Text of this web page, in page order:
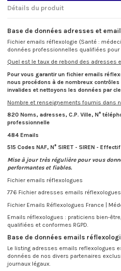
Détails du produit
Base de données adresses et
Fichier emails réflexologie (Santé :
données professionnelles qualifiées
Quel est le taux de rebond des adresses
Pour vous garantir un fichier emails
nous procédons à de nombreux
invalides et nettoyons les données par
Nombre et renseignements fournis dans
820 Noms, adresses, C.P. Ville, N°
professionnelle
484 Emails
515 Codes NAF, N° SIRET - SIREN - Effectif
Mise à jour très régulière pour vous
performantes et fiables.
Fichier emails réflexologues
776 Fichier adresses emails
Fichier Emails Réflexologues France |
Emails réflexologues : praticiens bien-
qualifiées et conformes RGPD.
Base de données emails
Le listing adresses emails reflexologues
données de nos divers partenaires
journaux légaux.